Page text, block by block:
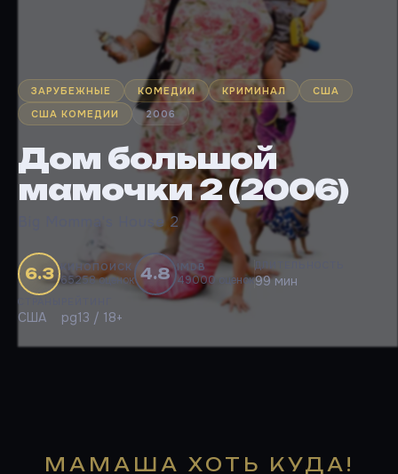
ЗАРУБЕЖНЫЕ КОМЕДИИ КРИМИНАЛ
США
США КОМЕДИИ
2006
Дом большой
мамочки 2 (2006)
Big Momma's House 2
6.3 КИНОПОИСК
65258 оценок 4.8 IMDB
49000 оценок
ДЛИТЕЛЬНОСТЬ
99 мин
СТРАНЫ
США pg13 / 18+
МАМАША ХОТЬ КУДА!